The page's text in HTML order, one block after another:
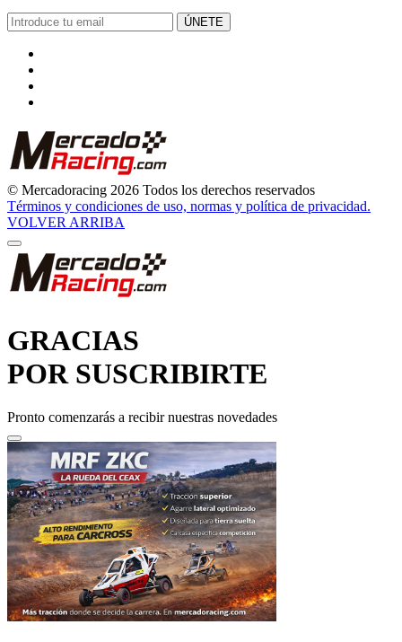
ÚNETE
© Mercadoracing 2026 Todos los derechos reservados
Términos y condiciones de uso, normas y política de privacidad.
VOLVER ARRIBA
GRACIAS
POR SUSCRIBIRTE
Pronto comenzarás a recibir nuestras novedades